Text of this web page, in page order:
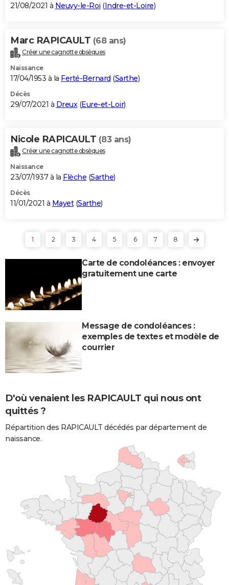
21/08/2021 à Neuvy-le-Roi (Indre-et-Loire)
Marc RAPICAULT (68 ans)
Créer une cagnotte obsèques
Naissance
17/04/1953 à la Ferté-Bernard (Sarthe)
Décès
29/07/2021 à Dreux(Eure-et-Loir)
Nicole RAPICAULT (83 ans)
Créer une cagnotte obsèques
Naissance
23/07/1937 à la Flèche (Sarthe)
Décès
11/01/2021 à Mayet(Sarthe)
1 2 3 4 5 6 7 8
Carte de condoléances : envoyer
gratuitement une carte
Message de condoléances :
exemples de textes et modèle de
courrier
D'où venaient les RAPICAULT qui nous ont
quittés ?
Répartition des RAPICAULT décédés par département de
naissance.